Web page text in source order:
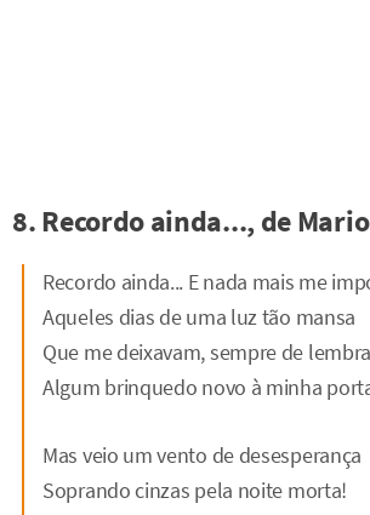
8. Recordo ainda..., de
Recordo ainda... E nada mais me
Aqueles dias de uma luz tão mansa
Que me deixavam, sempre de
Algum brinquedo novo à minha
Mas veio um vento de desesperança
Soprando cinzas pela noite morta!